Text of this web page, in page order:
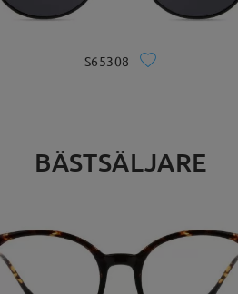
S65308
BÄSTSÄLJARE